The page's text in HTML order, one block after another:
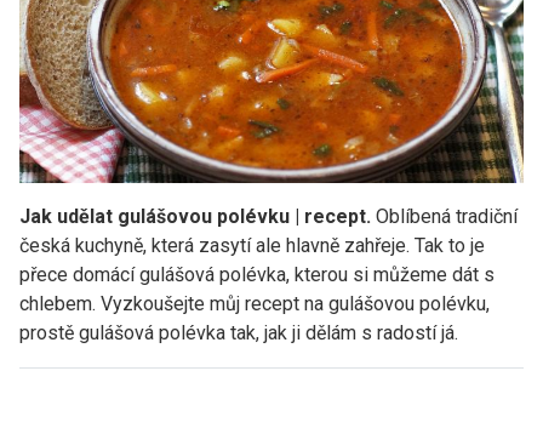
Jak udělat gulášovou polévku | recept. Oblíbená tradiční
česká kuchyně, která zasytí ale hlavně zahřeje. Tak to je
přece domácí gulášová polévka, kterou si můžeme dát s
chlebem. Vyzkoušejte můj recept na gulášovou polévku,
prostě gulášová polévka tak, jak ji dělám s radostí já.